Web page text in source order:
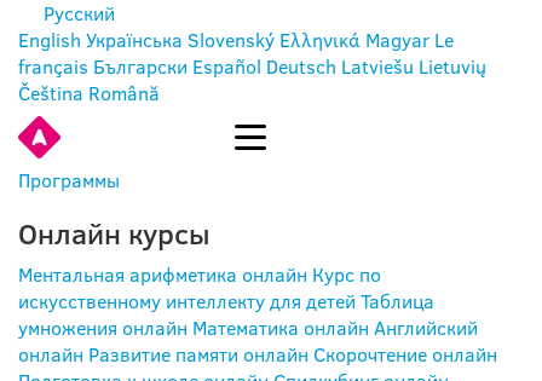
Русский
English Українська Slovenský Ελληνικά Magyar Le
français Български Español Deutsch Latviešu Lietuvių
Čeština Română
Программы
Онлайн курсы
Ментальная арифметика онлайн Курс по
искусственному интеллекту для детей Таблица
умножения онлайн Математика онлайн Английский
онлайн Развитие памяти онлайн Скорочтение онлайн